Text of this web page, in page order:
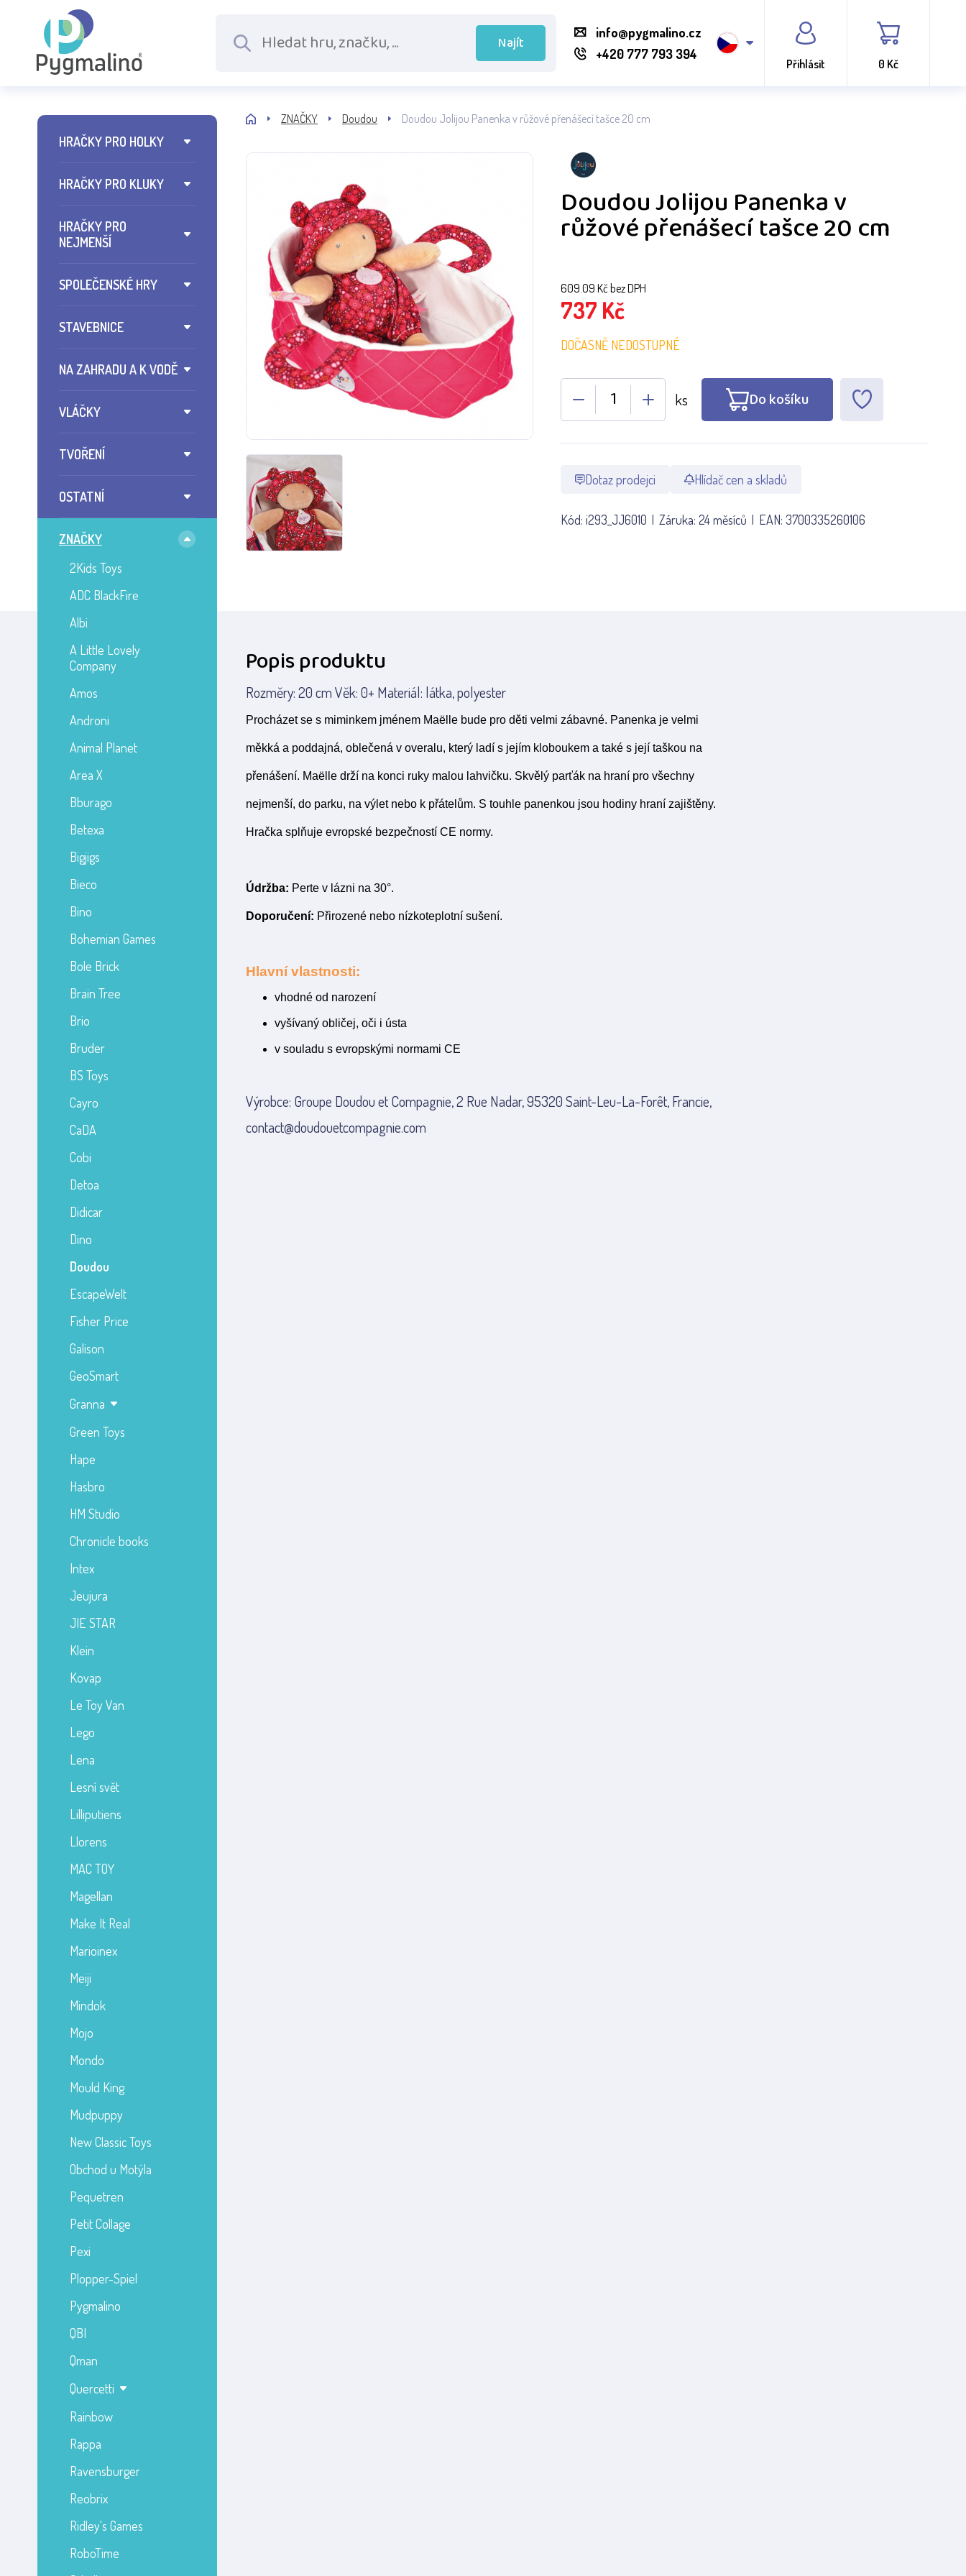
Najít
info@pygmalino.cz
+420 777 793 394
Přihlásit 0 Kč
HRAČKY PRO HOLKY
HRAČKY PRO KLUKY
HRAČKY PRO
NEJMENŠÍ
SPOLEČENSKÉ HRY
STAVEBNICE
NA ZAHRADU A K VODĚ
VLÁČKY
TVOŘENÍ
OSTATNÍ
ZNAČKY
2Kids Toys
ADC BlackFire
Albi
A Little Lovely
Company
Amos
Androni
Animal Planet
Area X
Bburago
Betexa
Bigjigs
Bieco
Bino
Bohemian Games
Bole Brick
Brain Tree
Brio
Bruder
BS Toys
Cayro
CaDA
Cobi
Detoa
Didicar
Dino
Doudou
EscapeWelt
Fisher Price
Galison
GeoSmart
Granna
Green Toys
Hape
Hasbro
HM Studio
Chronicle books
Intex
Jeujura
JIE STAR
Klein
Kovap
Le Toy Van
Lego
Lena
Lesní svět
Lilliputiens
Llorens
MAC TOY
Magellan
Make It Real
Marioinex
Meiji
Mindok
Mojo
Mondo
Mould King
Mudpuppy
New Classic Toys
Obchod u Motýla
Pequetren
Petit Collage
Pexi
Plopper-Spiel
Pygmalino
QBI
Qman
Quercetti
Rainbow
Rappa
Ravensburger
Reobrix
Ridley's Games
RoboTime
ZNAČKY Doudou Doudou Jolijou Panenka v růžové přenášecí tašce 20 cm
Doudou Jolijou Panenka v
růžové přenášecí tašce 20 cm
609.09 Kč bez DPH
737 Kč
DOČASNĚ NEDOSTUPNÉ
ks Do košíku
Dotaz prodejci Hlídač cen a skladů
Kód: i293_JJ6010 Záruka: 24 měsíců EAN: 3700335260106
Popis produktu
Rozměry: 20 cm Věk: 0+ Materiál: látka, polyester
Procházet se s miminkem jménem Maëlle bude pro děti velmi zábavné. Panenka je velmi
měkká a poddajná, oblečená v overalu, který ladí s jejím kloboukem a také s její taškou na
přenášení. Maëlle drží na konci ruky malou lahvičku. Skvělý parťák na hraní pro všechny
nejmenší, do parku, na výlet nebo k přátelům. S touhle panenkou jsou hodiny hraní zajištěny.
Hračka splňuje evropské bezpečností CE normy.
Údržba: Perte v lázni na 30°.
Doporučení: Přirozené nebo nízkoteplotní sušení.
Hlavní vlastnosti:
vhodné od narození
vyšívaný obličej, oči i ústa
v souladu s evropskými normami CE
Výrobce: Groupe Doudou et Compagnie, 2 Rue Nadar, 95320 Saint-Leu-La-Forêt, Francie,
contact@doudouetcompagnie.com